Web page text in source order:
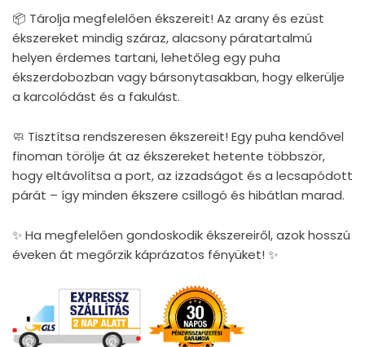
📦 Tárolja megfelelően ékszereit! Az arany és ezüst
ékszereket mindig száraz, alacsony páratartalmú
helyen érdemes tartani, lehetőleg egy puha
ékszerdobozban vagy bársonytasakban, hogy elkerülje
a karcolódást és a fakulást.
🧼 Tisztítsa rendszeresen ékszereit! Egy puha kendővel
finoman törölje át az ékszereket hetente többször,
hogy eltávolítsa a port, az izzadságot és a lecsapódott
párát – így minden ékszere csillogó és hibátlan marad.
✨ Ha megfelelően gondoskodik ékszereiről, azok hosszú
éveken át megőrzik káprázatos fényüket! ✨